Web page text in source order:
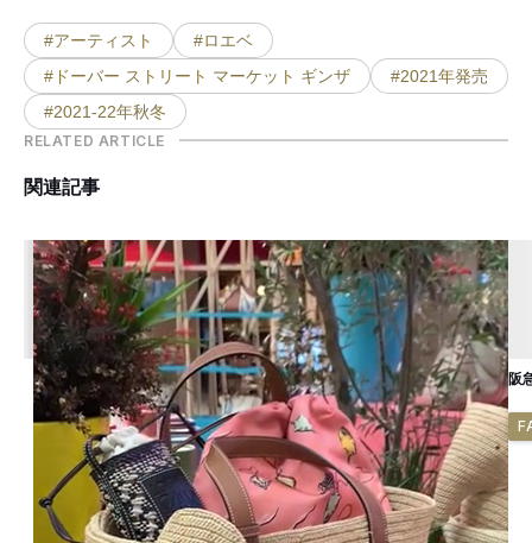
#アーティスト
#ロエベ
#ドーバー ストリート マーケット ギンザ
#2021年発売
#2021-22年秋冬
RELATED ARTICLE
関連記事
阪